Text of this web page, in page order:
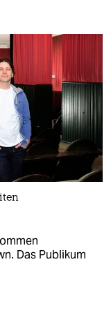
Das Publikum